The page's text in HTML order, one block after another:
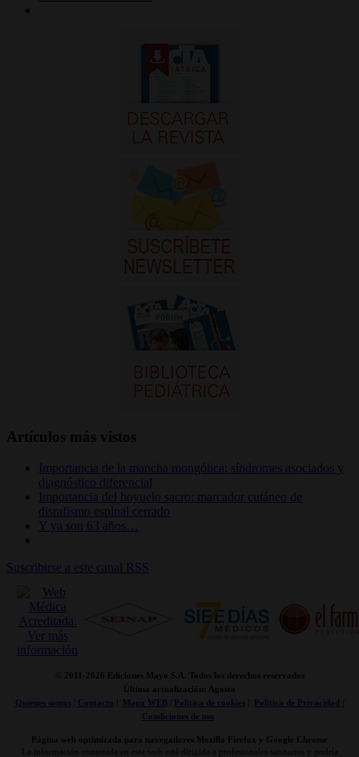
Artículos más vistos
Importancia de la mancha mongólica: síndromes asociados y
diagnóstico diferencial
Importancia del hoyuelo sacro: marcador cutáneo de
disrafismo espinal cerrado
Y ya son 63 años…
Suscribirse a este canal RSS
© 2011- 2026 Ediciones Mayo S.A. Todos los derechos reservados
Última actualización: Agosto
Quienes somos| Contacto Mapa WEB| Politica de cookies|
Politica de Privacidad /
Condiciones de uso
Página web optimizada para navegadores Mozilla Firefox y Google Chrome
La información contenida en esta web está dirigida a profesionales sanitarios y podría